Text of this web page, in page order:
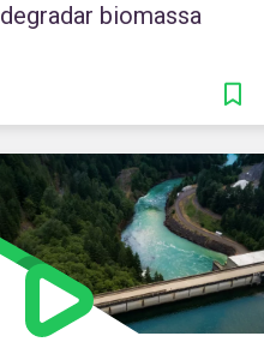
degradar biomassa